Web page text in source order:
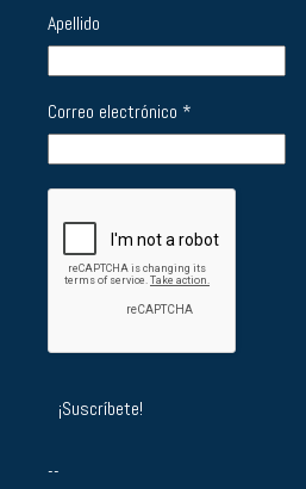
Apellido
Correo electrónico *
--